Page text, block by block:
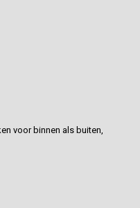
voor binnen als buiten,